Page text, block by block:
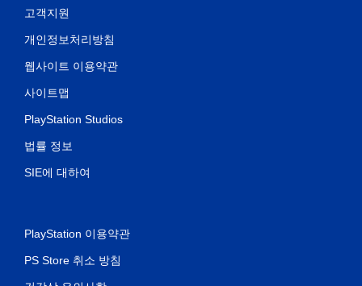
고객지원
개인정보처리방침
웹사이트 이용약관
사이트맵
PlayStation Studios
법률 정보
SIE에 대하여
PlayStation 이용약관
PS Store 취소 방침